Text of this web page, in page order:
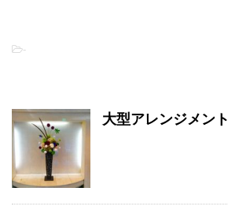
-
大型アレンジメント